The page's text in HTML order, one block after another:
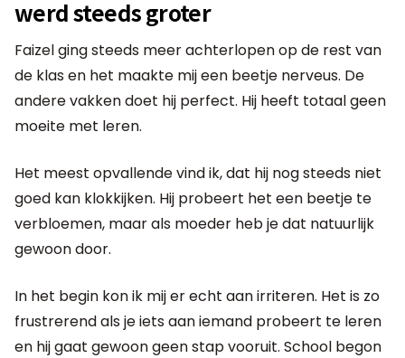
werd steeds groter
Faizel ging steeds meer achterlopen op de rest van
de klas en het maakte mij een beetje nerveus. De
andere vakken doet hij perfect. Hij heeft totaal geen
moeite met leren.
Het meest opvallende vind ik, dat hij nog steeds niet
goed kan klokkijken. Hij probeert het een beetje te
verbloemen, maar als moeder heb je dat natuurlijk
gewoon door.
In het begin kon ik mij er echt aan irriteren. Het is zo
frustrerend als je iets aan iemand probeert te leren
en hij gaat gewoon geen stap vooruit. School begon